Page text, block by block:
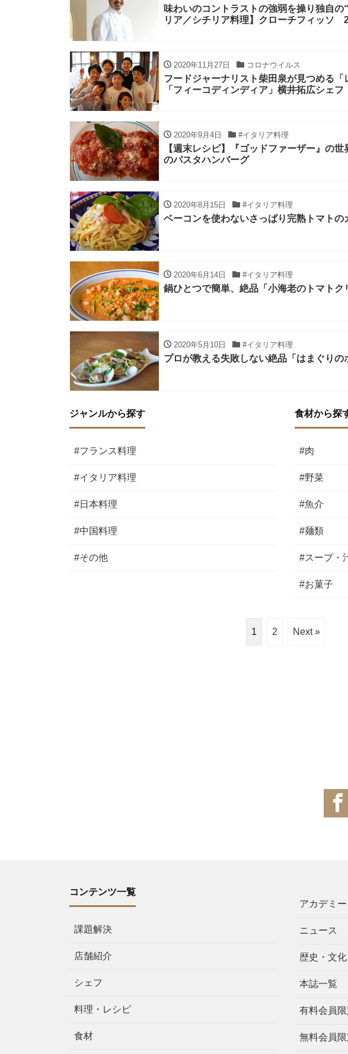
味わいのコントラストの強弱を操り独自
リア／シチリア料理】クローチフィッソ
2020年11月27日 コロナウイルス
フードジャーナリスト柴田泉が見つめる
「フィーコディンディア」横井拓広シェフ
2020年9月4日 #イタリア料理
【週末レシピ】『ゴッドファーザー』の
のパスタハンバーグ
2020年8月15日 #イタリア料理
ベーコンを使わないさっぱり完熟トマトの
2020年6月14日 #イタリア料理
鍋ひとつで簡単、絶品「小海老のトマト
2020年5月10日 #イタリア料理
プロが教える失敗しない絶品「はまぐり
ジャンルから探す
#フランス料理
#イタリア料理
#日本料理
#中国料理
#その他
食材から探
#肉
#野菜
#魚介
#麺類
#スープ・
#お菓子
1 2 Next »
コンテンツ一覧
課題解決
店舗紹介
シェフ
料理・レシピ
食材
アカデミー
ニュース
歴史・文化
本誌一覧
有料会員
無料会員